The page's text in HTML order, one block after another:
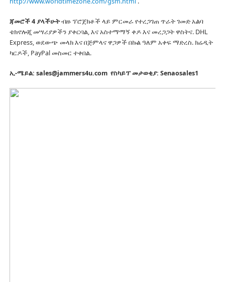
ጃመሮች 4 ያላችሁትብዙ ፕሮጀክቶች ላይ ምርመራ የተረጋገጠ ጥራት ገመድ አልባ
ቴክኖሎጂ መሣሪያዎችን ያቀርባል, እና አስተማማኝ ቀዶ እና መረጋጋት ዋስትና. DHL
Express, ወደውጭ መላክ እና በጅምላና ዋጋዎች በኩል ዓለም አቀፍ ማድረስ. ክሬዲት
ካርዶች, PayPal መስመር ተቀበል.
ኢ-ሜይል: sales@jammers4u.com የስካይፕ መታወቂያ: Senaosales1